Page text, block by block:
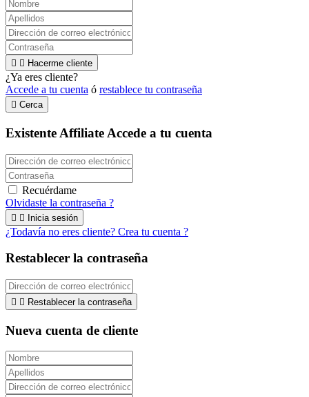
  Hacerme cliente
¿Ya eres cliente?
Accede a tu cuenta ó restablece tu contraseña
 Cerca
Existente Affiliate Accede a tu cuenta
Recuérdame
Olvidaste la contraseña ?
  Inicia sesión
¿Todavía no eres cliente? Crea tu cuenta ?
Restablecer la contraseña
  Restablecer la contraseña
Nueva cuenta de cliente